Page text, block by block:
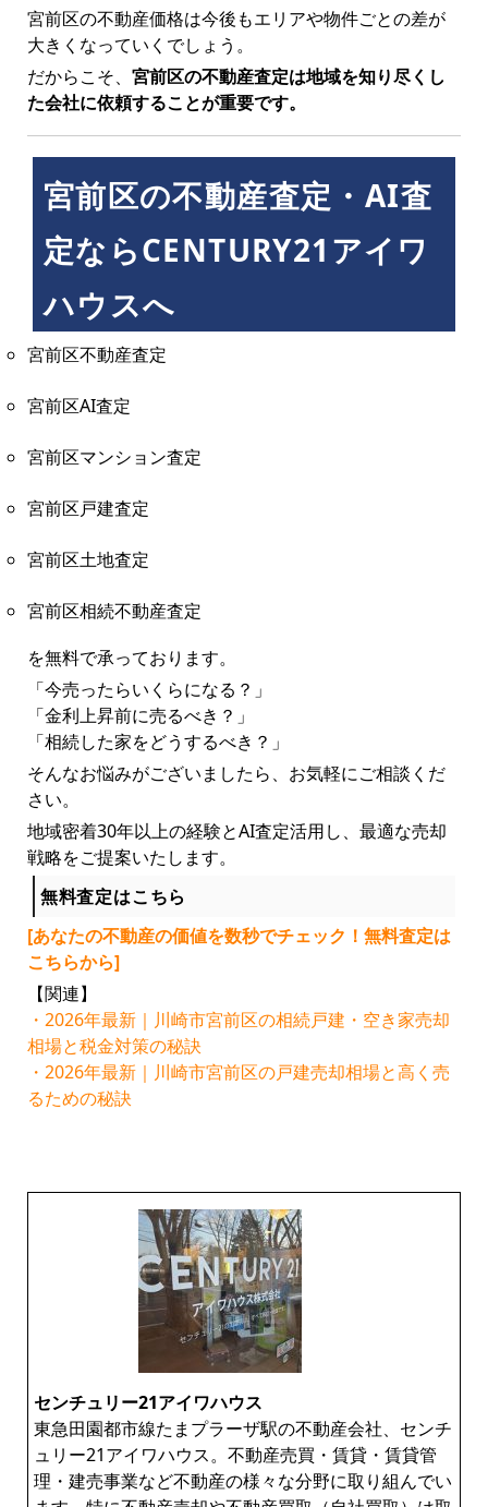
宮前区の不動産価格は今後もエリアや物件ごとの差が
大きくなっていくでしょう。
だからこそ、 宮前区の不動産査定は地域を知り尽くし
た会社に依頼することが重要です。
宮前区の不動産査定・AI査
定ならCENTURY21アイワ
ハウスへ
宮前区不動産査定
宮前区AI査定
宮前区マンション査定
宮前区戸建査定
宮前区土地査定
宮前区相続不動産査定
を無料で承っております。
「今売ったらいくらになる？」
「金利上昇前に売るべき？」
「相続した家をどうするべき？」
そんなお悩みがございましたら、お気軽にご相談くだ
さい。
地域密着30年以上の経験とAI査定活用し、最適な売却
戦略をご提案いたします。
無料査定はこちら
[あなたの不動産の価値を数秒でチェック！無料査定は
こちらから]
【関連】
・2026年最新｜川崎市宮前区の相続戸建・空き家売却
相場と税金対策の秘訣
・2026年最新｜川崎市宮前区の戸建売却相場と高く売
るための秘訣
センチュリー21アイワハウス
東急田園都市線たまプラーザ駅の不動産会社、センチ
ュリー21アイワハウス。不動産売買・賃貸・賃貸管
理・建売事業など不動産の様々な分野に取り組んでい